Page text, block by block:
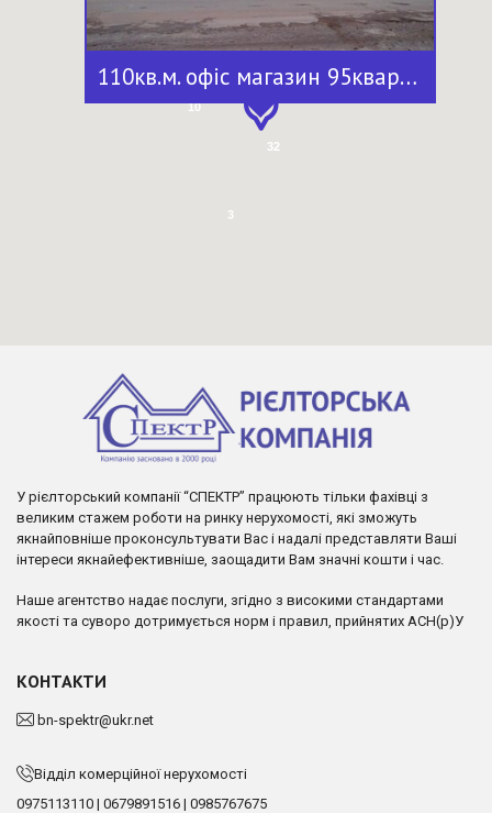
32
10
11
3
110кв.м. офіс магазин 95квартал зі світлом акумулятор 30квт інвертор
У рієлторський компанії “СПЕКТР” працюють тільки фахівці з
великим стажем роботи на ринку нерухомості, які зможуть
якнайповніше проконсультувати Вас і надалі представляти Ваші
інтереси якнайефективніше, заощадити Вам значні кошти і час.
Наше агентство надає послуги, згідно з високими стандартами
якості та суворо дотримується норм і правил, прийнятих АСН(р)У
КОНТАКТИ
bn-spektr@ukr.net
Відділ комерційної нерухомості
0975113110 | 0679891516 | 0985767675